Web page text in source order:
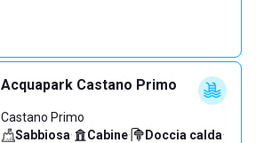
Acquapark Castano Primo
Castano Primo
Sabbiosa· Cabine· Doccia calda·